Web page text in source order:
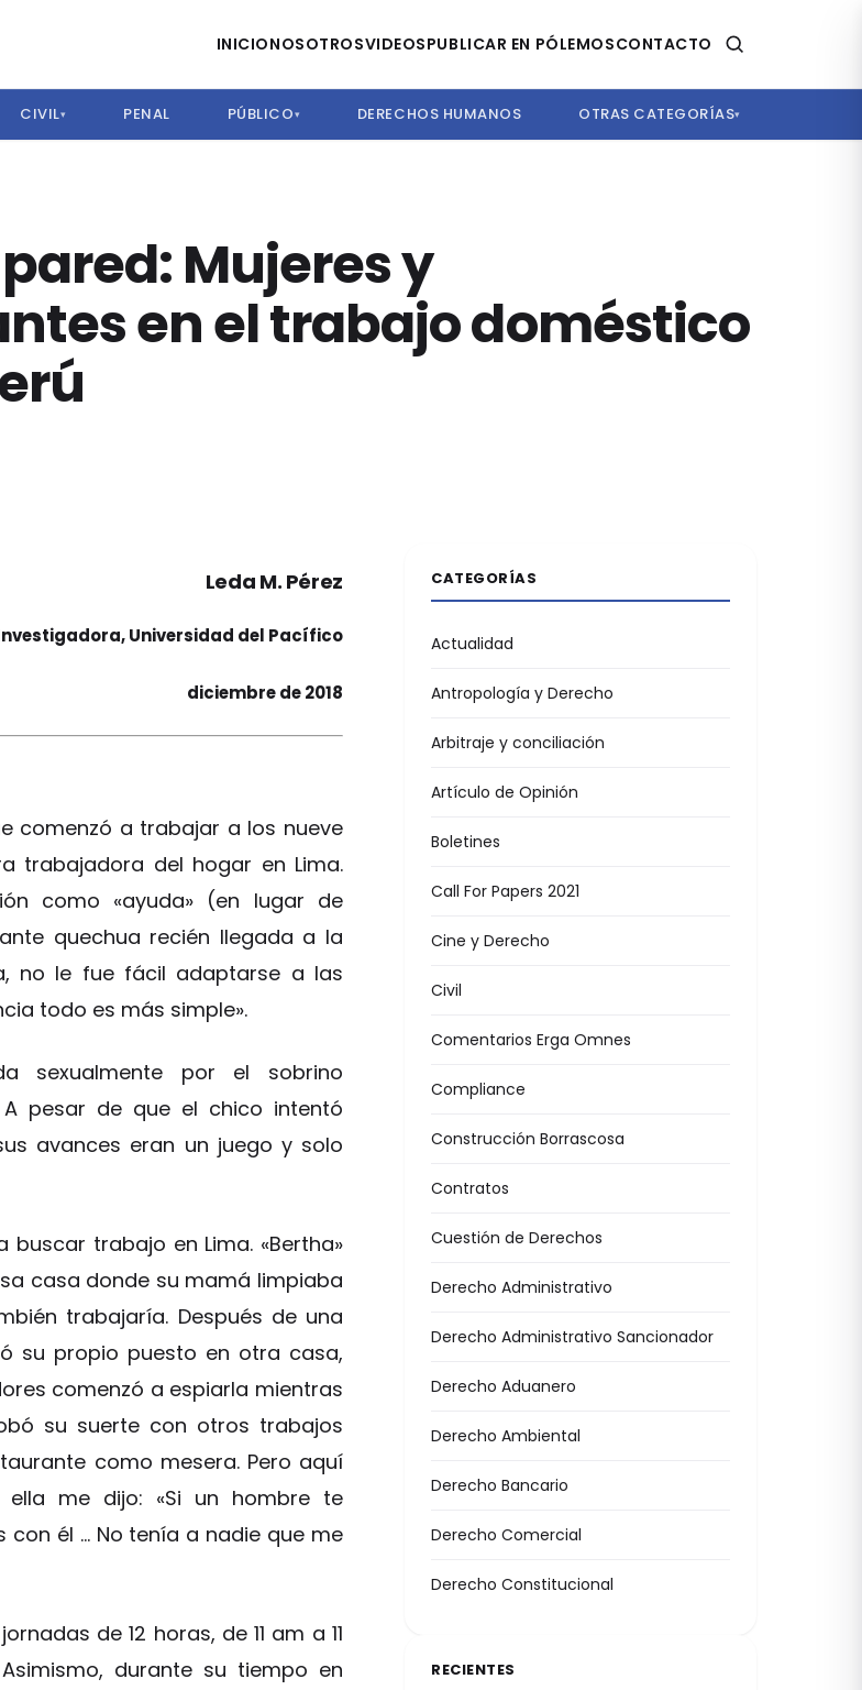
INICIONOSOTROSVIDEOSPUBLICAR EN PÓLEMOSCONTACTO
CIVIL▾ PENAL PÚBLICO▾ DERECHOS HUMANOS OTRAS CATEGORÍAS▾
Mujeres y
en el trabajo doméstico
Leda M. Pérez
Universidad del Pacífico
diciembre de 2018
comenzó a trabajar a los nueve
trabajadora del hogar en Lima.
como «ayuda» (en lugar de
quechua recién llegada a la
no le fue fácil adaptarse a las
todo es más simple».
sexualmente por el sobrino
pesar de que el chico intentó
avances eran un juego y solo
trabajo en Lima. «Bertha»
casa donde su mamá limpiaba
trabajaría. Después de una
su propio puesto en otra casa,
comenzó a espiarla mientras
su suerte con otros trabajos
como mesera. Pero aquí
me dijo: «Si un hombre te
él … No tenía a nadie que me
de 12 horas, de 11 am a 11
durante su tiempo en
CATEGORÍAS
Actualidad
Antropología y Derecho
Arbitraje y conciliación
Artículo de Opinión
Boletines
Call For Papers 2021
Cine y Derecho
Civil
Comentarios Erga Omnes
Compliance
Construcción Borrascosa
Contratos
Cuestión de Derechos
Derecho Administrativo
Derecho Administrativo Sancionador
Derecho Aduanero
Derecho Ambiental
Derecho Bancario
Derecho Comercial
Derecho Constitucional
RECIENTES